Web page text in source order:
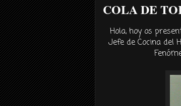
COLA DE
Hola, hoy os
Jefe de Cocina del